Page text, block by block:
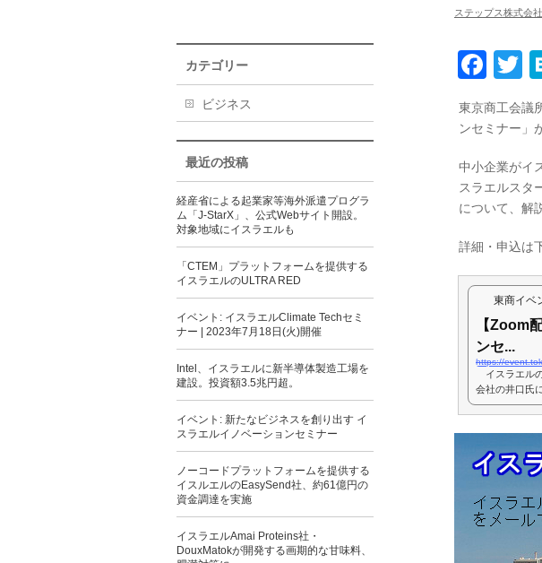
ステップス株式会社
東京商工会議
ンセミナー」
中小企業がイ
スラエルスタ
について、解
詳細・申込は
東商イベ
【Zoom
ンセ...
https://
イスラエル
会社の井口氏
カテゴリー
ビジネス
最近の投稿
経産省による起業家等海外派遣プログラ
ム「J-StarX」、公式Webサイト開設。
対象地域にイスラエルも
「CTEM」プラットフォームを提供する
イスラエルのULTRA RED
イベント: イスラエルClimate Techセミ
ナー | 2023年7月18日(火)開催
Intel、イスラエルに新半導体製造工場を
建設。投資額3.5兆円超。
イベント: 新たなビジネスを創り出す イ
スラエルイノベーションセミナー
ノーコードプラットフォームを提供する
イスルエルのEasySend社、約61億円の
資金調達を実施
イスラエルAmai Proteins社・
DouxMatokが開発する画期的な甘味料、